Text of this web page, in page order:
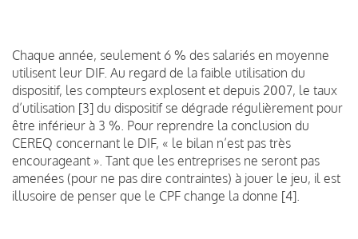
Chaque année, seulement 6 % des salariés en moyenne
utilisent leur DIF. Au regard de la faible utilisation du
dispositif, les compteurs explosent et depuis 2007, le taux
d’utilisation [3] du dispositif se dégrade régulièrement pour
être inférieur à 3 %. Pour reprendre la conclusion du
CEREQ concernant le DIF, « le bilan n’est pas très
encourageant ». Tant que les entreprises ne seront pas
amenées (pour ne pas dire contraintes) à jouer le jeu, il est
illusoire de penser que le CPF change la donne [4].